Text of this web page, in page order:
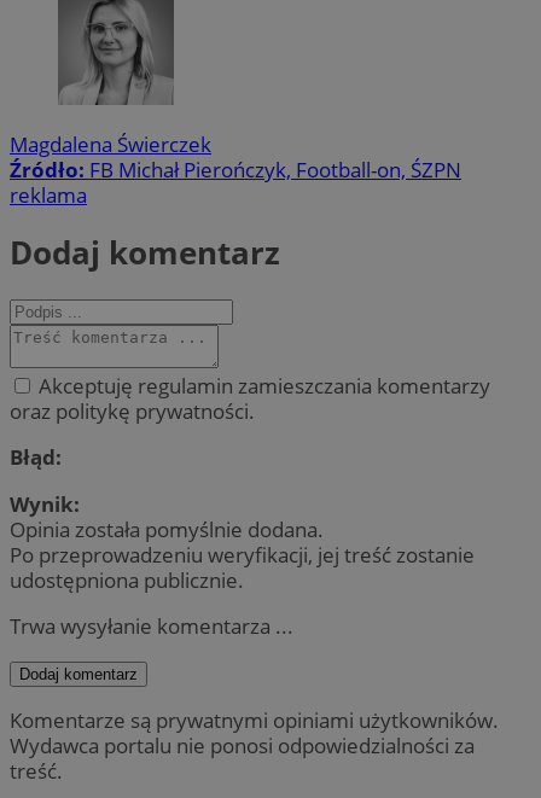
Magdalena Świerczek
Źródło: FB Michał Pierończyk, Football-on, ŚZPN
reklama
Dodaj komentarz
Akceptuję regulamin zamieszczania komentarzy
oraz politykę prywatności.
Błąd:
Wynik:
Opinia została pomyślnie dodana.
Po przeprowadzeniu weryfikacji, jej treść zostanie
udostępniona publicznie.
Trwa wysyłanie komentarza ...
Dodaj komentarz
Komentarze są prywatnymi opiniami użytkowników.
Wydawca portalu nie ponosi odpowiedzialności za
treść.